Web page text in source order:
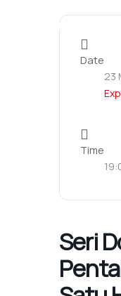
Date
23
Time
Seri